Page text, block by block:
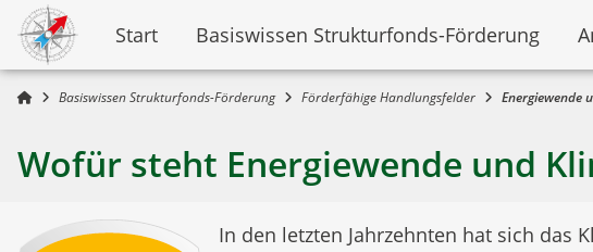
Start Basiswissen Strukturfonds-Förderung
Basiswissen Strukturfonds-Förderung Förderfähige Handlungsfelder Energiewende
Wofür steht Energiewende und
In den letzten Jahrzehnten hat sich das